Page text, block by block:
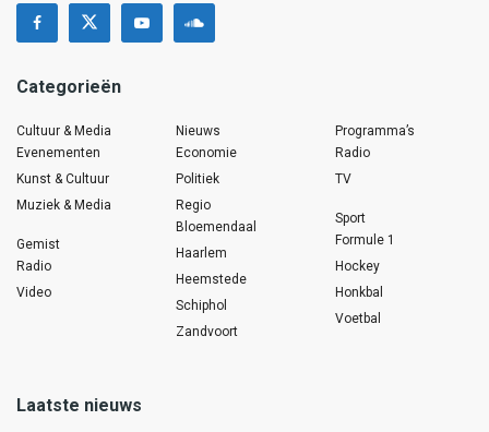
Categorieën
Cultuur & Media
Evenementen
Kunst & Cultuur
Muziek & Media
Gemist
Radio
Video
Nieuws
Economie
Politiek
Regio
Bloemendaal
Haarlem
Heemstede
Schiphol
Zandvoort
Programma’s
Radio
TV
Sport
Formule 1
Hockey
Honkbal
Voetbal
Laatste nieuws